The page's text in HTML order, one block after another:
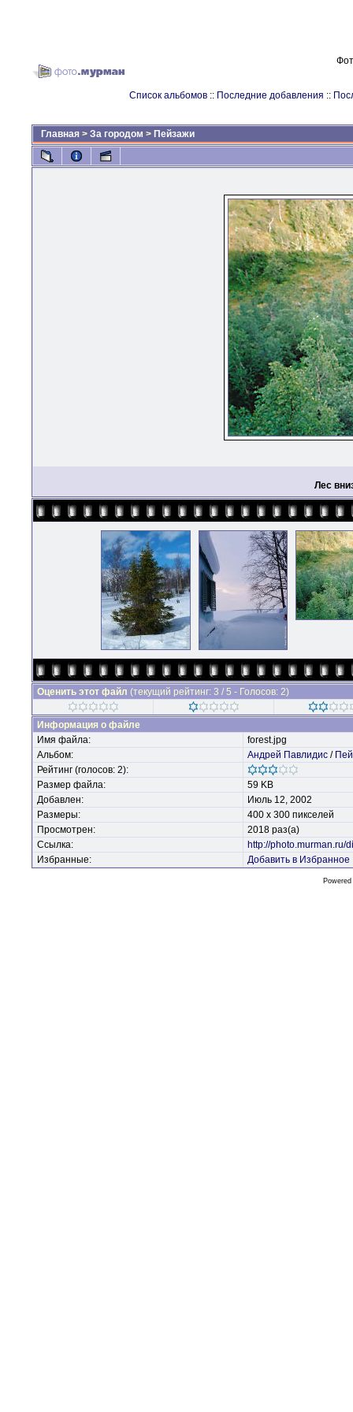
Список альбомов :: Последние добавления ::
Главная > За городом > Пейзажи
Лес
Оценить этот файл (текущий рейтинг: 3 / 5 - Голосов: 2)
Информация о файле
Имя файла:
forest.jpg
Альбом:
Андрей Павлидис /
Рейтинг (голосов: 2):
Размер файла:
59 KB
Добавлен:
Июль 12, 2002
Размеры:
400 x 300 пикселей
Просмотрен:
2018 раз(а)
Ссылка:
http://photo.murman.ru/
Избранные:
Добавить в Избранное